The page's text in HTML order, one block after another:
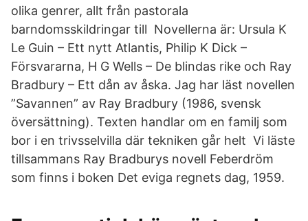
olika genrer, allt från pastorala
barndomsskildringar till Novellerna är: Ursula K
Le Guin – Ett nytt Atlantis, Philip K Dick –
Försvararna, H G Wells – De blindas rike och Ray
Bradbury – Ett dån av åska. Jag har läst novellen
”Savannen” av Ray Bradbury (1986, svensk
översättning). Texten handlar om en familj som
bor i en trivsselvilla där tekniken går helt Vi läste
tillsammans Ray Bradburys novell Feberdröm
som finns i boken Det eviga regnets dag, 1959.